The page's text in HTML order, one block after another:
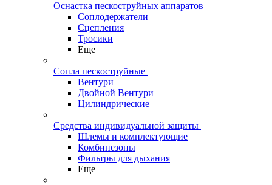
Оснастка пескоструйных аппаратов
Соплодержатели
Сцепления
Тросики
Еще
Сопла пескоструйные
Вентури
Двойной Вентури
Цилиндрические
Средства индивидуальной защиты
Шлемы и комплектующие
Комбинезоны
Фильтры для дыхания
Еще